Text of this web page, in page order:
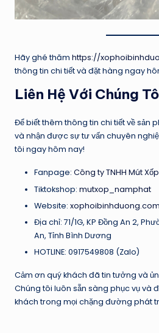
Hãy ghé thăm https://
thông tin chi tiết và đặt hàng ngay
Liên Hệ Với Chúng
Để biết thêm thông tin chi tiết về sản
và nhận được sự tư vấn chuyên
tôi ngay hôm nay!
Fanpage: Công ty TNHH Mút
Tiktokshop: mutxop_namphat
Website: xophoibinhduong.com
Địa chỉ: 71/1G, KP Đồng An 2,
An, Tỉnh Bình Dương
HOTLINE: 0917549808 (Zalo)
Cảm ơn quý khách đã tin tưởng và
Chúng tôi luôn sẵn sàng phục vụ và
khách trong mọi chặng đường phát